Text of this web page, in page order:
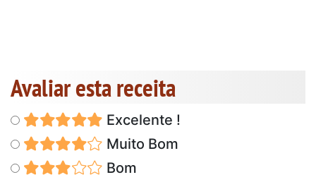
Avaliar esta receita
Excelente !
Muito Bom
Bom